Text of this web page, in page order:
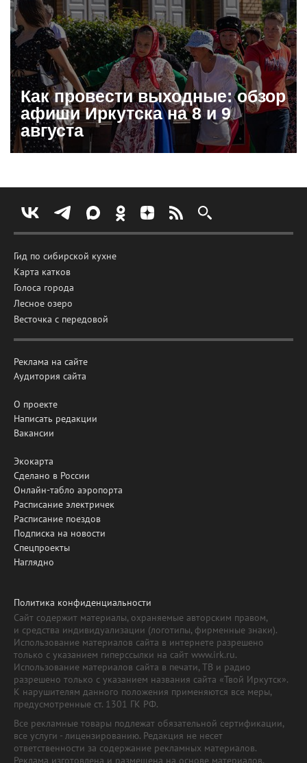
Как провести выходные: обзор
афиши Иркутска на 8 и 9
августа
Гид по сибирской кухне
Карта катков
Голоса города
Лесное озеро
Весточка с передовой
Реклама на сайте
Аудитория сайта
О проекте
Написать редакции
Вакансии
Экокарта
Сделано в России
Онлайн-табло аэропорта
Расписание электричек
Расписание поездов
Подписка на новости
Спецпроекты
Наглядно
Политика конфиденциальности
Сайт содержит материалы, охраняемые авторским правом,
и средства индивидуализации (логотипы, фирменные знаки).
Использование материалов сайта в интернете разрешено
только с указанием гиперссылки на сайт www.irk.ru.
Использование материалов сайта в печати, ТВ и радио
разрешено только с указанием названия сайта «Твой Иркутск».
К нарушителям данного положения применяются все меры,
предусмотренные ст. 1301 ГК РФ.
Все рекламные товары подлежат обязательной сертификации,
все услуги - лицензированию. Редакция не несет
ответственности за содержание рекламных материалов.
Реклама изготовлена и размещена на основе материалов,